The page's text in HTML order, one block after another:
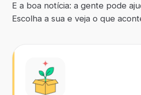
E a boa notícia: a gente pode
Escolha a sua e veja o que